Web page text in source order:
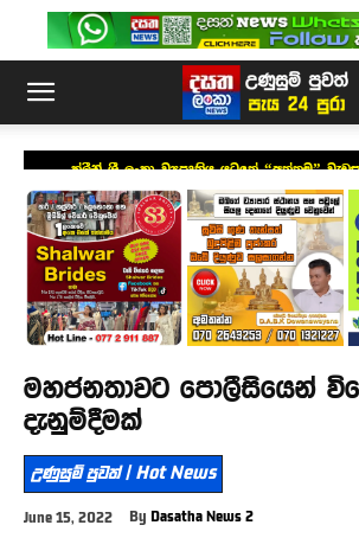
ක්ලීන් ශ්‍රී ලංකා ව්‍යපෘතිය යටතේ “අත්තම”
මහජනතාවට පොලීසියෙන්
දැනුම්දීමක්
උණුසුම් පුවත් | Hot News
June 15, 2022 By Dasatha News 2